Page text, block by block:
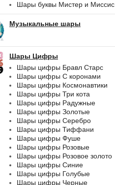
Шары буквы Мистер и Миссис
Музыкальные шары
Шары Цифры
Шары цифры Бравл Старс
Шары цифры С коронами
Шары цифры Космонавтики
Шары цифры Три кота
Шары цифры Радужные
Шары цифры Золотые
Шары цифры Серебро
Шары цифры Тиффани
Шары цифры Фуше
Шары цифры Розовые
Шары цифры Розовое золото
Шары цифры Синие
Шары цифры Голубые
Шары цифры Черные